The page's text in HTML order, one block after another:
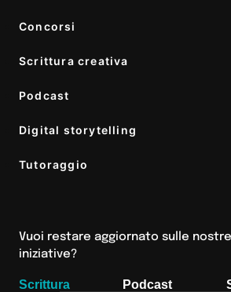
Concorsi
Scrittura creativa
Podcast
Digital storytelling
Tutoraggio
Vuoi restare aggiornato sulle
iniziative?
Scrittura Podcast